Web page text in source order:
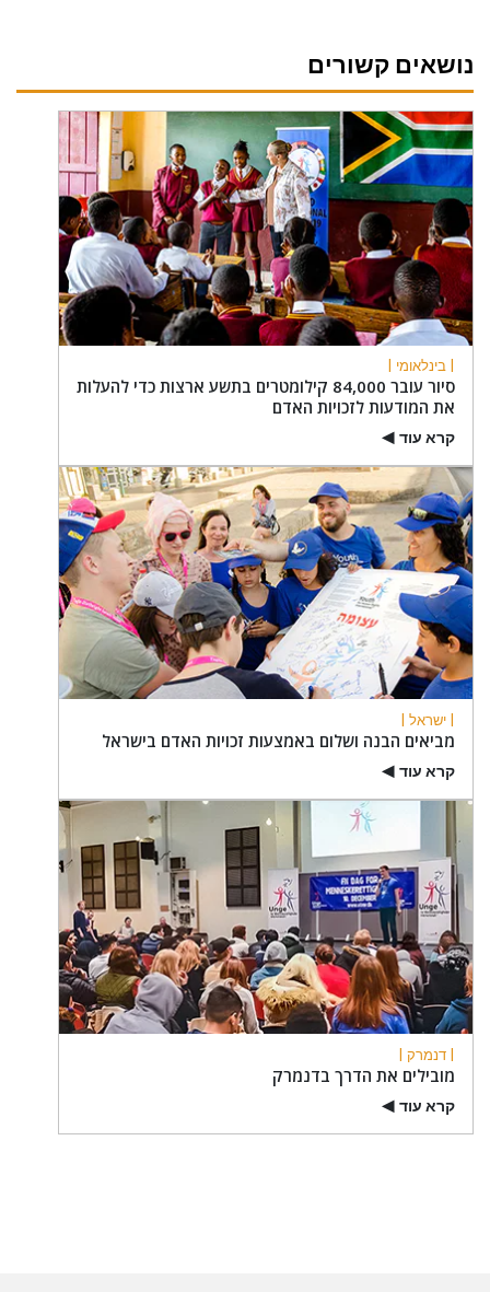
נושאים קשורים
| בינלאומי |
סיור עובר 84,000 קילומטרים בתשע ארצות כדי להעלות
את המודעות לזכויות האדם
קרא עוד ▶
| ישראל |
מביאים הבנה ושלום באמצעות זכויות האדם בישראל
קרא עוד ▶
| דנמרק |
מובילים את הדרך בדנמרק
קרא עוד ▶